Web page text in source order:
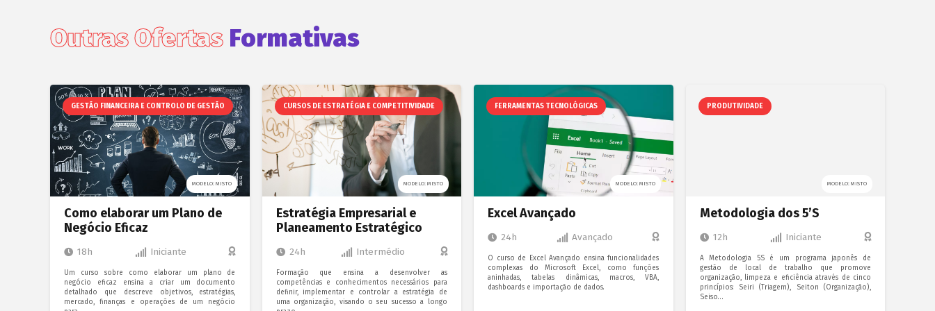
Outras Ofertas Formativas
GESTÃO FINANCEIRA E CONTROLO DE GESTÃO
MODELO: MISTO
Como elaborar um Plano de
Negócio Eficaz
18h Iniciante
Um curso sobre como elaborar um plano de
negócio eficaz ensina a criar um documento
detalhado que descreve objetivos, estratégias,
mercado, finanças e operações de um negócio
CURSOS DE ESTRATÉGIA E COMPETITIVIDADE
MODELO: MISTO
Estratégia Empresarial e
Planeamento Estratégico
24h Intermédio
Formação que ensina a desenvolver as
competências e conhecimentos necessários para
definir, implementar e controlar a estratégia de
uma organização, visando o seu sucesso a longo
FERRAMENTAS TECNOLÓGICAS
MODELO: MISTO
Excel Avançado
24h Avançado
O curso de Excel Avançado ensina funcionalidades
complexas do Microsoft Excel, como funções
aninhadas, tabelas dinâmicas, macros, VBA,
dashboards e importação de dados.
PRODUTIVIDADE
MODELO: MISTO
Metodologia dos 5’S
12h Iniciante
A Metodologia 5S é um programa japonês de
gestão de local de trabalho que promove
organização, limpeza e eficiência através de cinco
princípios: Seiri (Triagem), Seiton (Organização),
Seiso…